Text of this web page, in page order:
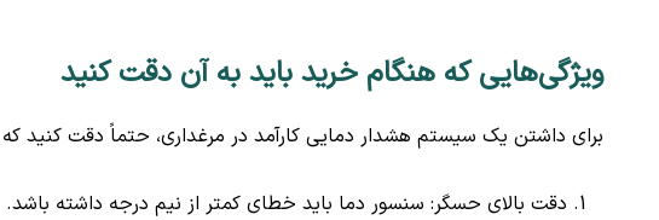
ویژگی‌هایی که هنگام خرید باید به آن دقت کنید
برای داشتن یک سیستم هشدار دمایی کارآمد در مرغداری، حتماً دقت کنید
دقت بالای حسگر: سنسور دما باید خطای کمتر از نیم درجه داشته باشد.